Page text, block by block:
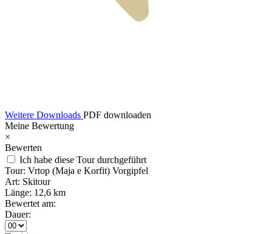
Weitere Downloads PDF downloaden
Meine Bewertung
×
Bewerten
Ich habe diese Tour durchgeführt
Tour: Vrtop (Maja e Korfit) Vorgipfel
Art: Skitour
Länge: 12,6 km
Bewertet am:
Dauer: